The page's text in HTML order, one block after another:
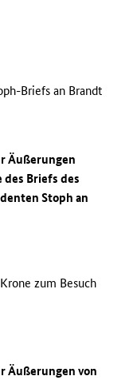
Briefs an Brandt
Äußerungen
des Briefs des
Stoph an
zum Besuch
Äußerungen von